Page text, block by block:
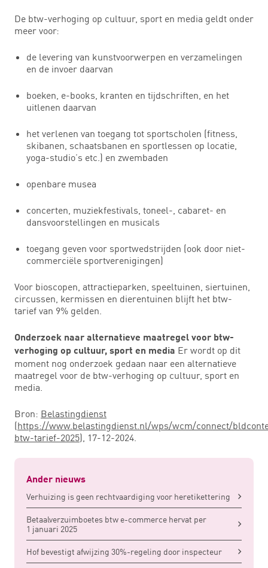
De btw-verhoging op cultuur, sport en media geldt onder
meer voor:
de levering van kunstvoorwerpen en verzamelingen
en de invoer daarvan
boeken, e-books, kranten en tijdschriften, en het
uitlenen daarvan
het verlenen van toegang tot sportscholen (fitness,
skibanen, schaatsbanen en sportlessen op locatie,
yoga-studio’s etc.) en zwembaden
openbare musea
concerten, muziekfestivals, toneel-, cabaret- en
dansvoorstellingen en musicals
toegang geven voor sportwedstrijden (ook door niet-
commerciële sportverenigingen)
Voor bioscopen, attractieparken, speeltuinen, siertuinen,
circussen, kermissen en dierentuinen blijft het btw-
tarief van 9% gelden.
Onderzoek naar alternatieve maatregel voor btw-
verhoging op cultuur, sport en media Er wordt op dit
moment nog onderzoek gedaan naar een alternatieve
maatregel voor de btw-verhoging op cultuur, sport en
media.
Bron: Belastingdienst
(https://www.belastingdienst.nl/wps/wcm/connect/
btw-tarief-2025), 17-12-2024.
Ander nieuws
Verhuizing is geen rechtvaardiging voor heretikettering
Betaalverzuimboetes btw e-commerce hervat per
1 januari 2025
Hof bevestigt afwijzing 30%-regeling door inspecteur